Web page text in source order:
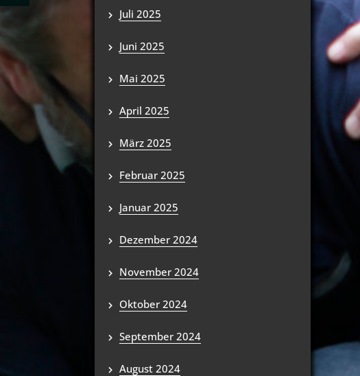
Juli 2025
Juni 2025
Mai 2025
April 2025
März 2025
Februar 2025
Januar 2025
Dezember 2024
November 2024
Oktober 2024
September 2024
August 2024